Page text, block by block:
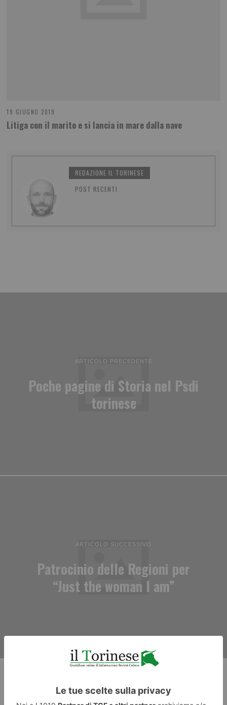
19 GIUGNO 2019
Litiga con il marito e si lancia in mare dalla nave
REDAZIONE IL TORINESE
POST RECENTI
ARTICOLO PRECEDENTE
Poche pagine di Storia nel Psdi
torinese
ARTICOLO SUCCESSIVO
Patrocinio delle Regioni per
“Just the woman I am”
RECENTI: